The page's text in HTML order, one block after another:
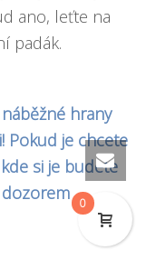
ano, leťte na
padák.
hrany
Pokud je chcete
si je budete
0